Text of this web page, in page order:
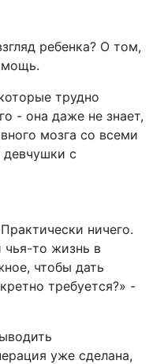
ребенка? О том,
трудно
- она даже не знает,
мозга со всеми
с
ничего.
чья-то жизнь в
чтобы дать
требуется?» -
уже сделана,